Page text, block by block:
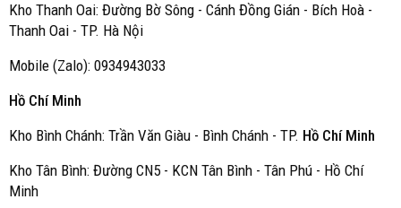
Kho Thanh Oai: Đường Bờ Sông - Cánh Đồng Gián - Bích Hoà -
Thanh Oai - TP. Hà Nội
Mobile (Zalo): 0934943033
Hồ Chí Minh
Kho Bình Chánh: Trần Văn Giàu - Bình Chánh - TP. Hồ Chí Minh
Kho Tân Bình: Đường CN5 - KCN Tân Bình - Tân Phú - Hồ Chí
Minh